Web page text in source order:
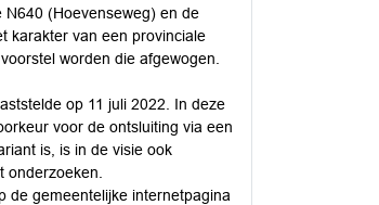
(Hoevenseweg) en de
karakter van een provinciale
worden die afgewogen.
op 11 juli 2022. In deze
voor de ontsluiting via een
is, is in de visie ook
de gemeentelijke internetpagina